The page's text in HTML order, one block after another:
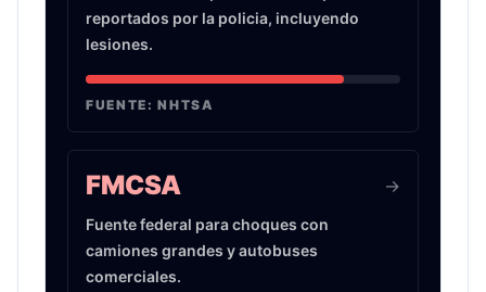
reportados por la policia, incluyendo
lesiones.
FUENTE:NHTSA
FMCSA
Fuente federal para choques con
camiones grandes y autobuses
comerciales.
->